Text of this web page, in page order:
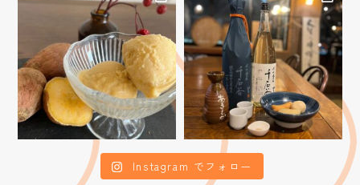
Instagram でフォロー